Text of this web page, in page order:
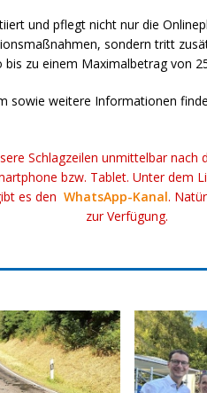
und pflegt nicht nur die
sondern tritt
bis zu einem Maximalbetrag von
sowie weitere Informationen
Schlagzeilen unmittelbar nach
bzw. Tablet. Unter dem
es denWhatsApp-Kanal.
zur Verfügung.